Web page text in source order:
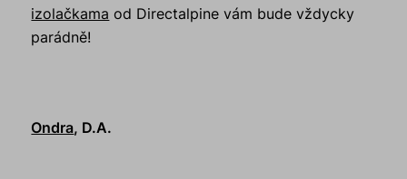
izolačkama od Directalpine vám bude vždycky
parádně!
Ondra, D.A.